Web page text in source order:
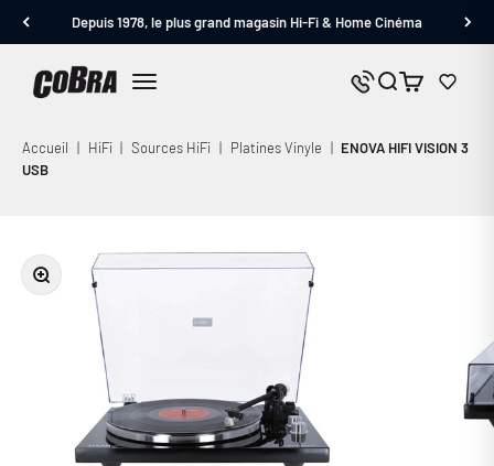
Depuis 1978, le plus grand magasin Hi-Fi & Home Cinéma
Cobra.fr
Nous contacter
Panier
Accueil | HiFi | Sources HiFi | Platines Vinyle | ENOVA HIFI VISION 3
USB
Zoomer sur l'image